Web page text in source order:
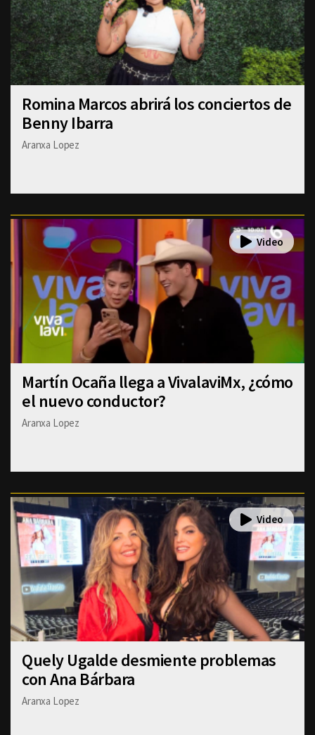
Romina Marcos abrirá los conciertos de
Benny Ibarra
Aranxa Lopez
Martín Ocaña llega a VivalaviMx, ¿cómo
el nuevo conductor?
Aranxa Lopez
Quely Ugalde desmiente problemas
con Ana Bárbara
Aranxa Lopez